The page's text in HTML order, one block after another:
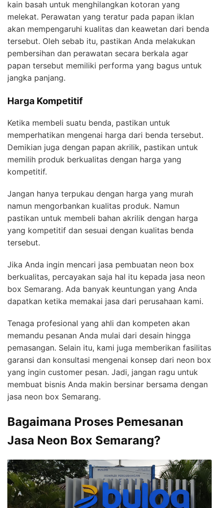
kain basah untuk menghilangkan kotoran yang
melekat. Perawatan yang teratur pada papan iklan
akan mempengaruhi kualitas dan keawetan dari benda
tersebut. Oleh sebab itu, pastikan Anda melakukan
pembersihan dan perawatan secara berkala agar
papan tersebut memiliki performa yang bagus untuk
jangka panjang.
Harga Kompetitif
Ketika membeli suatu benda, pastikan untuk
memperhatikan mengenai harga dari benda tersebut.
Demikian juga dengan papan akrilik, pastikan untuk
memilih produk berkualitas dengan harga yang
kompetitif.
Jangan hanya terpukau dengan harga yang murah
namun mengorbankan kualitas produk. Namun
pastikan untuk membeli bahan akrilik dengan harga
yang kompetitif dan sesuai dengan kualitas benda
tersebut.
Jika Anda ingin mencari jasa pembuatan neon box
berkualitas, percayakan saja hal itu kepada jasa neon
box Semarang. Ada banyak keuntungan yang Anda
dapatkan ketika memakai jasa dari perusahaan kami.
Tenaga profesional yang ahli dan kompeten akan
memandu pesanan Anda mulai dari desain hingga
pemasangan. Selain itu, kami juga memberikan fasilitas
garansi dan konsultasi mengenai konsep dari neon box
yang ingin customer pesan. Jadi, jangan ragu untuk
membuat bisnis Anda makin bersinar bersama dengan
jasa neon box Semarang.
Bagaimana Proses Pemesanan
Jasa Neon Box Semarang?